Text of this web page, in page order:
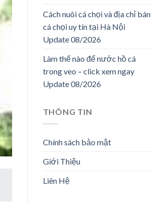
Cách nuôi cá chọi và địa chỉ bán
cá chọi uy tín tại Hà Nội
Update 08/2026
Làm thế nào để nước hồ cá
trong veo – click xem ngay
Update 08/2026
THÔNG TIN
Chính sách bảo mật
Giới Thiệu
Liên Hệ